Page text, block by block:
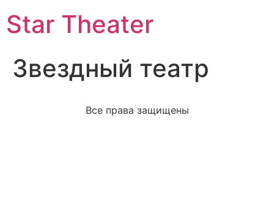
Star Theater
Звездный театр
Все права защищены